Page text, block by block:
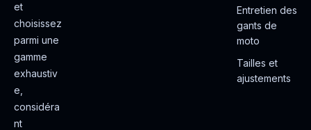
et
choisissez
parmi une
gamme
exhaustiv
e,
considéra
nt
Entretien des
gants de
moto
Tailles et
ajustements